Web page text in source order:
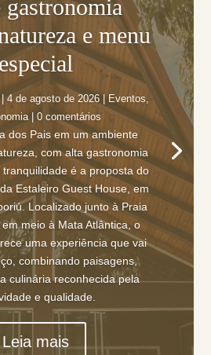
gastronomia
e menu
especial
4 de agosto de 2026 |Eventos
| 0 comentários
dos Pais em um ambiente
com alta gastronomia
é a proposta do
Estaleiro Guest House, em
Localizado junto à Praia
meio à Mata Atlântica, o
uma experiência que vai
combinando paisagens,
culinária reconhecida pela
e qualidade.
Leia mais